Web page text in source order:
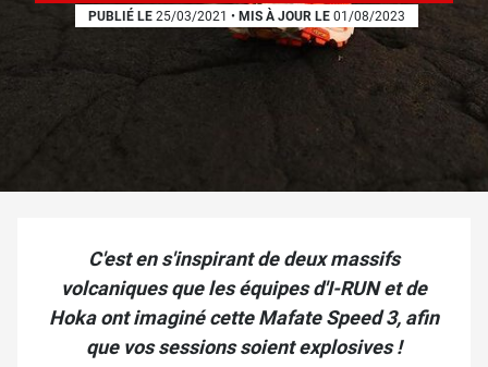
PUBLIÉ LE 25/03/2021 • MIS À JOUR LE 01/08/2023
C'est en s'inspirant de deux massifs
volcaniques que les équipes d'I-RUN et de
Hoka ont imaginé cette Mafate Speed 3, afin
que vos sessions soient explosives !